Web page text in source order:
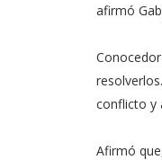
afirmó
conflicto y
Afirmó